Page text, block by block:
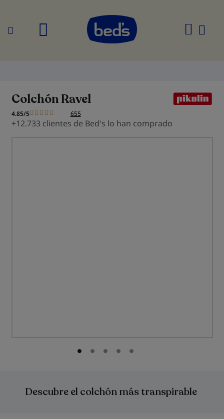
Buscar
Colchón Ravel
4.85/5 655
+12.733 clientes de Bed's lo han comprado
Descubre el colchón más transpirable